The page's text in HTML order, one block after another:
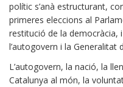
polític s’anà estructurant,
primeres eleccions al
restitució de la
l’autogovern i la Generalitat
L’autogovern, la nació, la
Catalunya al món, la